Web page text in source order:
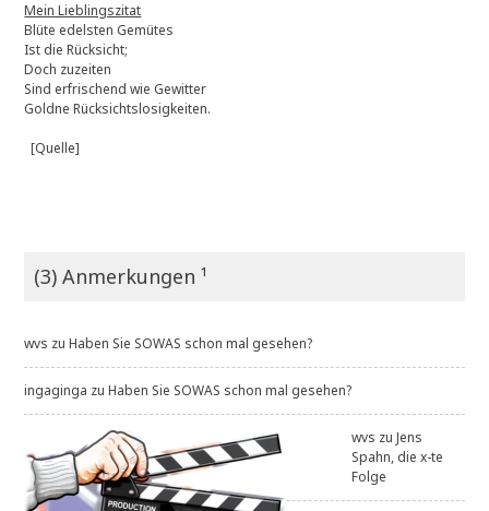
Mein Lieblingszitat
Blüte edelsten Gemütes
Ist die Rücksicht;
Doch zuzeiten
Sind erfrischend wie Gewitter
Goldne Rücksichtslosigkeiten.
[Quelle]
(3) Anmerkungen ¹
wvs zuHaben Sie SOWAS schon mal gesehen?
ingaginga zuHaben Sie SOWAS schon mal gesehen?
wvs zuJens
Spahn, die x-te
Folge